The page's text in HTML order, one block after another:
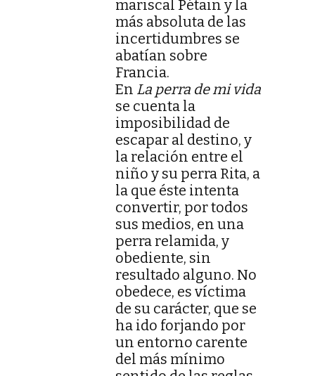
mariscal Pétain y la
más absoluta de las
incertidumbres se
abatían sobre
Francia.
En La perra de mi vida
se cuenta la
imposibilidad de
escapar al destino, y
la relación entre el
niño y su perra Rita, a
la que éste intenta
convertir, por todos
sus medios, en una
perra relamida, y
obediente, sin
resultado alguno. No
obedece, es víctima
de su carácter, que se
ha ido forjando por
un entorno carente
del más mínimo